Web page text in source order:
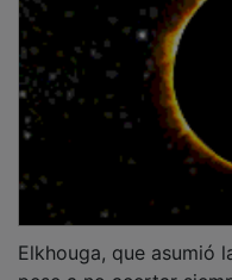
pese a no acertar